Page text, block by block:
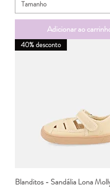
Adicionar ao
40% desconto
Blanditos - Sandália Lona